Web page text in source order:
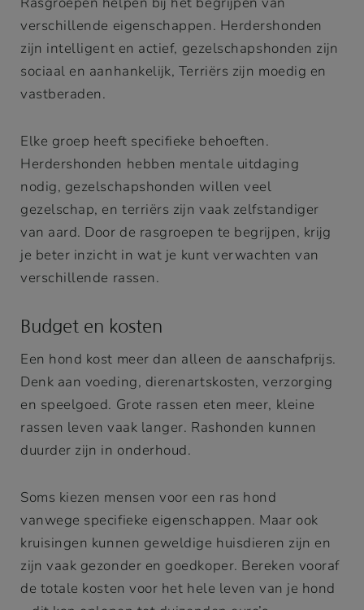
verschillende eigenschappen. Herdershonden
zijn intelligent en actief, gezelschapshonden zijn
sociaal en aanhankelijk, Terriërs zijn moedig en
vastberaden.
Elke groep heeft specifieke behoeften.
Herdershonden hebben mentale uitdaging
nodig, gezelschapshonden willen veel
gezelschap, en terriërs zijn vaak zelfstandiger
van aard. Door de rasgroepen te begrijpen, krijg
je beter inzicht in wat je kunt verwachten van
verschillende rassen.
Budget en kosten
Een hond kost meer dan alleen de aanschafprijs.
Denk aan voeding, dierenartskosten, verzorging
en speelgoed. Grote rassen eten meer, kleine
rassen leven vaak langer. Rashonden kunnen
duurder zijn in onderhoud.
Soms kiezen mensen voor een ras hond
vanwege specifieke eigenschappen. Maar ook
kruisingen kunnen geweldige huisdieren zijn en
zijn vaak gezonder en goedkoper. Bereken vooraf
de totale kosten voor het hele leven van je hond
Kennisgeving
Deze website of de externe tools gebruiken cookies, die
nodig zijn voor het functioneren van de site en voor het